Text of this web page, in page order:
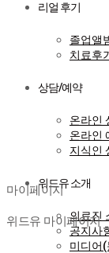
리얼 후기
졸업앨
치료후
상담/예약
온라인
온라인
지식인
위드유 소개
의료진
공지사
미디어(
마
마이페이지
위드유 마이페이지